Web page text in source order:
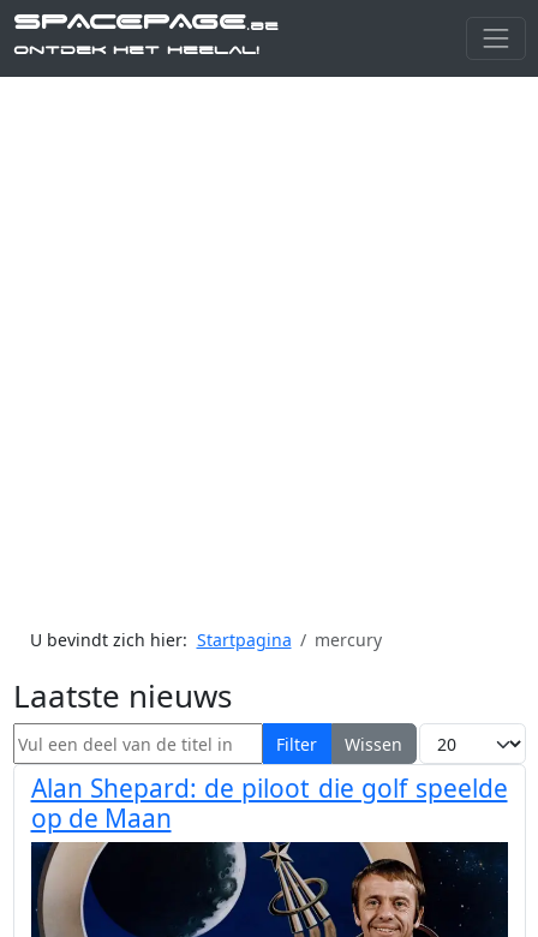
SPACEPAGE.be
Ontdek het heelal!
U bevindt zich hier: Startpagina mercury
Laatste nieuws
Vul een deel van de titel in Filter Wissen Toon #
Alan Shepard: de piloot die golf speelde
op de Maan